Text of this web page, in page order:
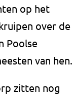
op het
over de
Poolse
van hen.
zitten nog